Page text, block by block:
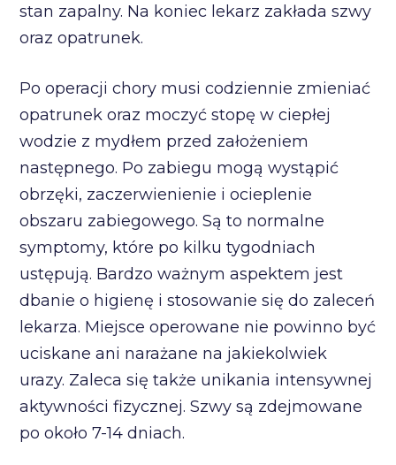
stan zapalny. Na koniec lekarz zakłada szwy
oraz opatrunek.
Po operacji chory musi codziennie zmieniać
opatrunek oraz moczyć stopę w ciepłej
wodzie z mydłem przed założeniem
następnego. Po zabiegu mogą wystąpić
obrzęki, zaczerwienienie i ocieplenie
obszaru zabiegowego. Są to normalne
symptomy, które po kilku tygodniach
ustępują. Bardzo ważnym aspektem jest
dbanie o higienę i stosowanie się do zaleceń
lekarza. Miejsce operowane nie powinno być
uciskane ani narażane na jakiekolwiek
urazy. Zaleca się także unikania intensywnej
aktywności fizycznej. Szwy są zdejmowane
po około 7-14 dniach.